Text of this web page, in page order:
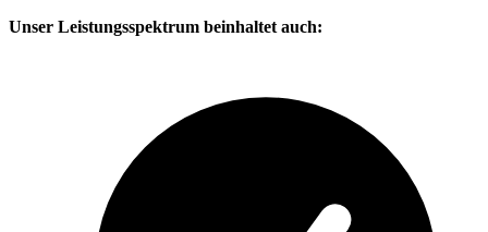
Unser Leistungsspektrum beinhaltet auch: